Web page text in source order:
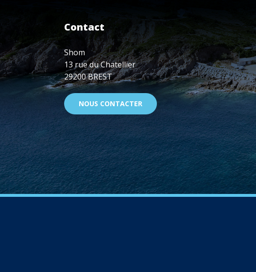
Contact
Shom
13 rue du Chatellier
29200 BREST
NOUS CONTACTER